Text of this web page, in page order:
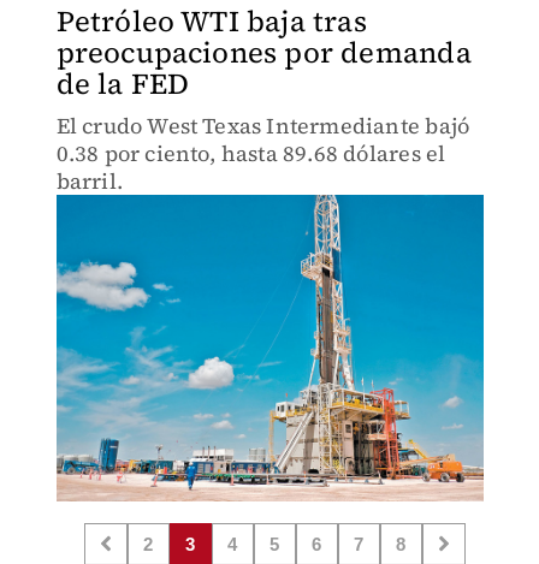
Petróleo WTI baja tras
preocupaciones por demanda
de la FED
El crudo West Texas Intermediante bajó
0.38 por ciento, hasta 89.68 dólares el
barril.
2 3 4 5 6 7 8